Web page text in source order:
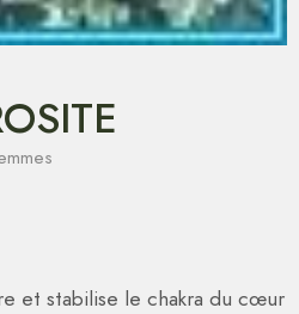
et stabilise le chakra du cœur